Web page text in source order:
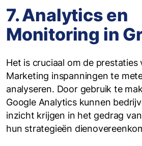
7. Analytics en
Monitoring in
Het is cruciaal om de prestaties
Marketing inspanningen te
analyseren. Door gebruik te
Google Analytics kunnen
inzicht krijgen in het gedrag
hun strategieën